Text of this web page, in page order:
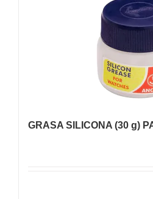
GRASA SILICONA (30 g)